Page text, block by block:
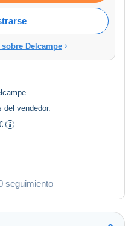
Delcampe
del vendedor.
seguimiento